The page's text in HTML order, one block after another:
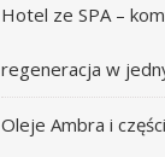
Hotel ze SPA –
regeneracja w
Oleje Ambra i